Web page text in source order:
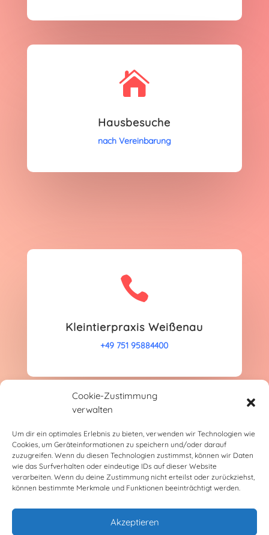
Cookie-Zustimmung
verwalten
Um dir ein optimales Erlebnis zu bieten, verwenden wir Technologien wie
Cookies, um Geräteinformationen zu speichern und/oder darauf
zuzugreifen. Wenn du diesen Technologien zustimmst, können wir Daten
wie das Surfverhalten oder eindeutige IDs auf dieser Website
verarbeiten. Wenn du deine Zustimmung nicht erteilst oder zurückziehst,
können bestimmte Merkmale und Funktionen beeinträchtigt werden.
Akzeptieren

Hausbesuche
nach Vereinbarung

Kleintierpraxis Weißenau
+49 751 95884400

Praxis Wilhelmsdorf